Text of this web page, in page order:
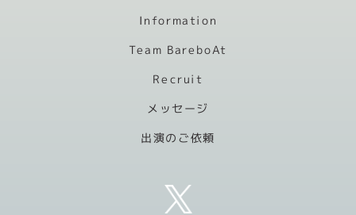
Information
Team BareboAt
Recruit
メッセージ
出演のご依頼